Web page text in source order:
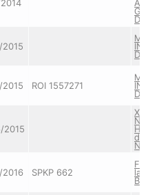
ROI 1557271
2015
X-
der
2016 SPKP 662 la